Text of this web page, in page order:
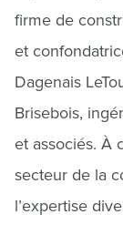
firme de
et
Dagenais
Brisebois,
et associés. À
secteur de la
l’expertise